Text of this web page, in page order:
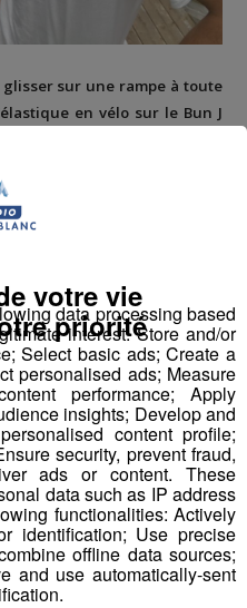
glisser sur une rampe à toute
en vélo sur le Bun J
data processing based
interest: Store and/or
Select basic ads; Create a
personalised ads; Measure
performance; Apply
insights; Develop and
content profile;
security, prevent fraud,
ads or content. These
data such as IP address
functionalities: Actively
identification; Use precise
offline data sources;
and use automatically-sent
votre vie
priorité